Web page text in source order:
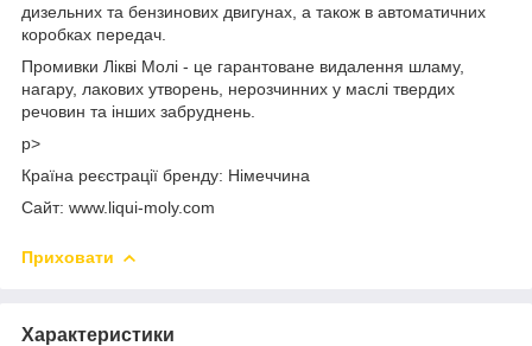
дизельних та бензинових двигунах, а також в автоматичних
коробках передач.
Промивки Лікві Молі - це гарантоване видалення шламу,
нагару, лакових утворень, нерозчинних у маслі твердих
речовин та інших забруднень.
p>
Країна реєстрації бренду: Німеччина
Сайт: www.liqui-moly.com
Приховати
Характеристики